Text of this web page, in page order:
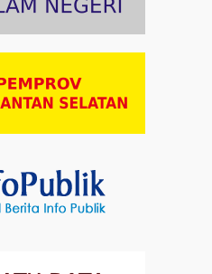
Kebangsaan, Tio Menemukan
01-08-2026 18:00
31-07-2026 16:04